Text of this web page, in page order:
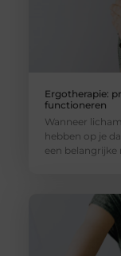
Ergotherapie:
functioneren
Wanneer
hebben op je
een belangrijke